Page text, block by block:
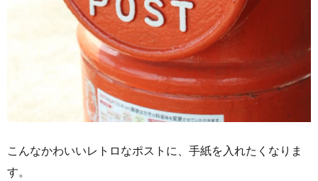
こんなかわいいレトロなポストに、手紙を入れたくなりま
す。